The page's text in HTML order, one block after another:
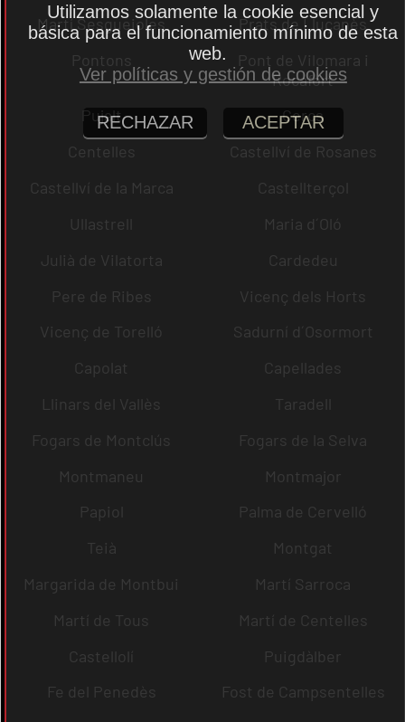
Martí Sesgueioles
Prats de Lluçanès
Pontons
Pont de Vilomara i
Rocafort
Pujalt
Cercs
Centelles
Castellví de Rosanes
Castellví de la Marca
Castellterçol
Ullastrell
Maria d´Oló
Julià de Vilatorta
Cardedeu
Pere de Ribes
Vicenç dels Horts
Vicenç de Torelló
Sadurní d´Osormort
Capolat
Capellades
Llinars del Vallès
Taradell
Fogars de Montclús
Fogars de la Selva
Montmaneu
Montmajor
Papiol
Palma de Cervelló
Teià
Montgat
Margarida de Montbui
Martí Sarroca
Martí de Tous
Martí de Centelles
Castellolí
Puigdàlber
Fe del Penedès
Fost de Campsentelles
Utilizamos solamente la cookie esencial y
básica para el funcionamiento mínimo de esta
web.
Ver políticas y gestión de cookies
RECHAZAR ACEPTAR